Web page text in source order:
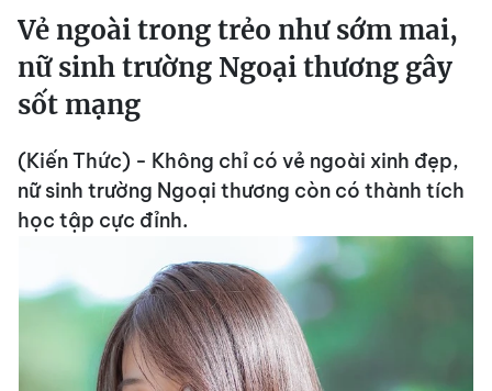
Vẻ ngoài trong trẻo như sớm mai,
nữ sinh trường Ngoại thương gây
sốt mạng
(Kiến Thức) - Không chỉ có vẻ ngoài xinh đẹp,
nữ sinh trường Ngoại thương còn có thành tích
học tập cực đỉnh.